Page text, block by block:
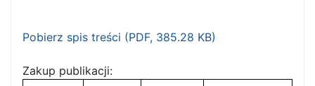
Pobierz spis treści (PDF, 385.28 KB)
Zakup publikacji: